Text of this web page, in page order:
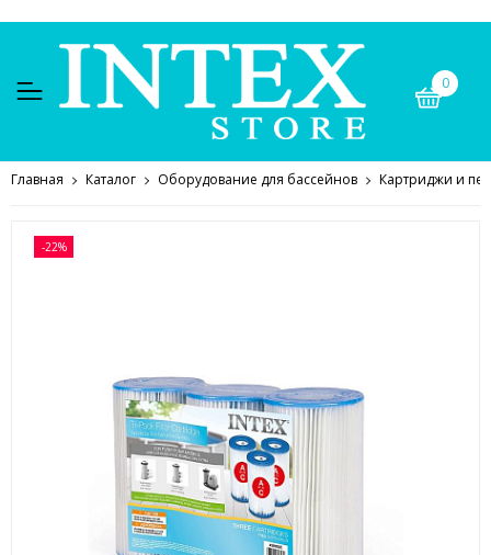
0
Главная Каталог Оборудование для бассейнов Картриджи и
-22%